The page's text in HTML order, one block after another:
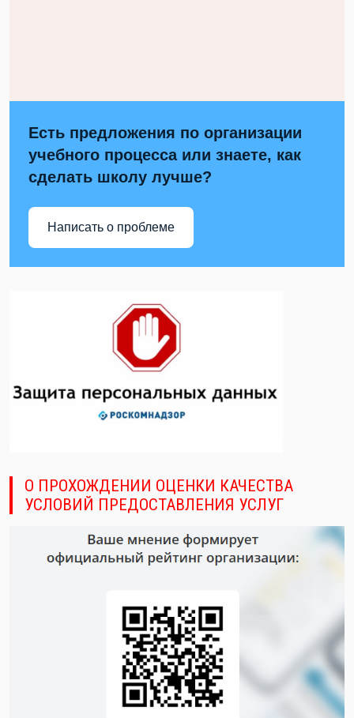
Есть предложения по организации
учебного процесса или знаете, как
сделать школу лучше?
Написать о проблеме
О ПРОХОЖДЕНИИ ОЦЕНКИ КАЧЕСТВА
УСЛОВИЙ ПРЕДОСТАВЛЕНИЯ УСЛУГ